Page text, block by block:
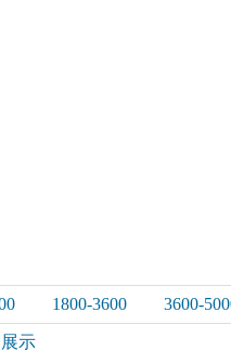
1800-3600 3600-
示